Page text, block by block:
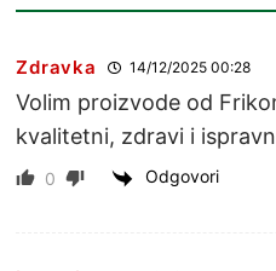
Zdravka 14/12/2025 00:28
Volim proizvode od
kvalitetni, zdravi i
0 Odgovori